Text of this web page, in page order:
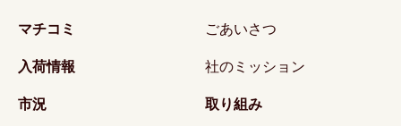
マチコミ
入荷情報
市況
ごあいさつ
社のミッション
取り組み